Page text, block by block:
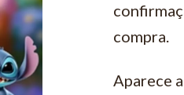
compra.
Aparece